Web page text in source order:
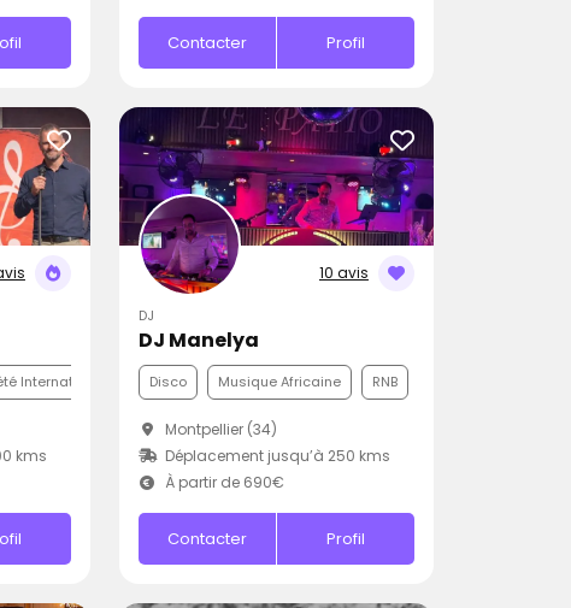
Contacter Profil
Internationale Funk
kms
10 avis
DJ
DJ Manelya
Disco Musique Africaine RNB
Montpellier (34)
Déplacement jusqu’à 250 kms
À partir de 690€
Contacter Profil